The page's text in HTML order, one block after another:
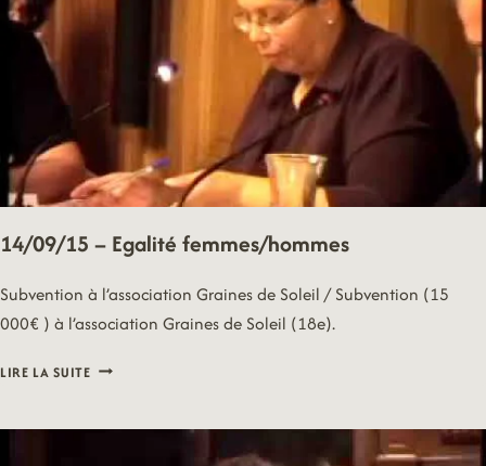
14/09/15 – Egalité femmes/hommes
Subvention à l’association Graines de Soleil / Subvention (15
000€ ) à l’association Graines de Soleil (18e).
LIRE LA SUITE14/09/15
FEMMES/HOMMES